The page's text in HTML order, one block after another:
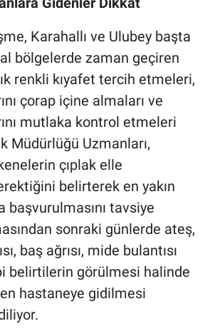
Karahallı ve Ulubey başta
bölgelerde zaman geçiren
renkli kıyafet tercih etmeleri,
çorap içine almaları ve
mutlaka kontrol etmeleri
Müdürlüğü Uzmanları,
çıplak elle
belirterek en yakın
başvurulmasını tavsiye
sonraki günlerde ateş,
baş ağrısı, mide bulantısı
belirtilerin görülmesi halinde
hastaneye gidilmesi